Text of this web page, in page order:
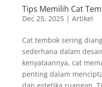
Tips Memilih Cat
Dec 25, 2025| Artikel
Cat tembok sering
sederhana dalam
kenyataannya, cat
penting dalam